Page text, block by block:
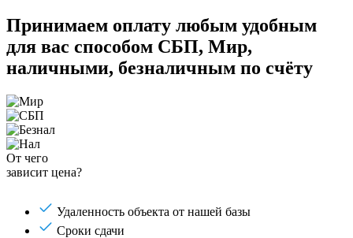
Принимаем оплату любым удобным
для вас способом СБП, Мир,
наличными, безналичным по счёту
От чего
зависит цена?
Удаленность объекта от нашей базы
Сроки сдачи